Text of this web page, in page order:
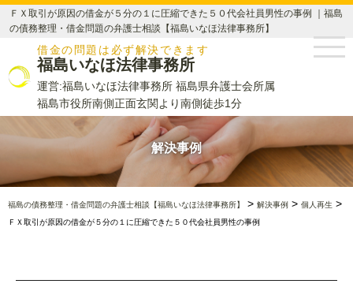
ＦＸ取引が原因の借金が５分の１に圧縮できた５０代会社員男性の事例 ｜福島
の債務整理・借金問題の弁護士相談【福島いなほ法律事務所】
借金の問題は必ず解決できます
福島いなほ法律事務所
運営:福島いなほ法律事務所 福島県弁護士会所属
福島市役所南側正面玄関より南側徒歩1分
解決事例
福島の債務整理・借金問題の弁護士相談【福島いなほ法律事務所】 > 解決事例 > 個人再生 >
ＦＸ取引が原因の借金が５分の１に圧縮できた５０代会社員男性の事例